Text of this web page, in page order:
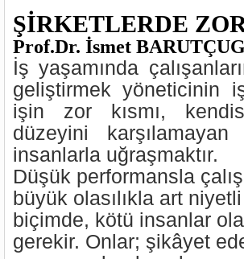
ŞİRKETLERDE
Prof.Dr. İsmet
İş yaşamında
geliştirmek yöneticinin
işin zor kısmı,
düzeyini
insanlarla uğraşmaktır.
Düşük performansla
büyük olasılıkla art
biçimde, kötü insanlar
gerekir. Onlar; şikâyet